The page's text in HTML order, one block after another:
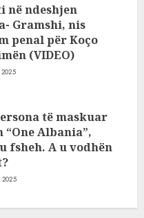
në ndeshjen
Gramshi, nis
penal për Koço
(VIDEO)
të maskuar
“One Albania”,
fsheh. A u vodhën